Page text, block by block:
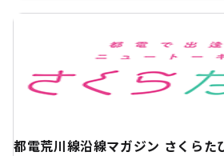
都電荒川線沿線マガジン さくらた